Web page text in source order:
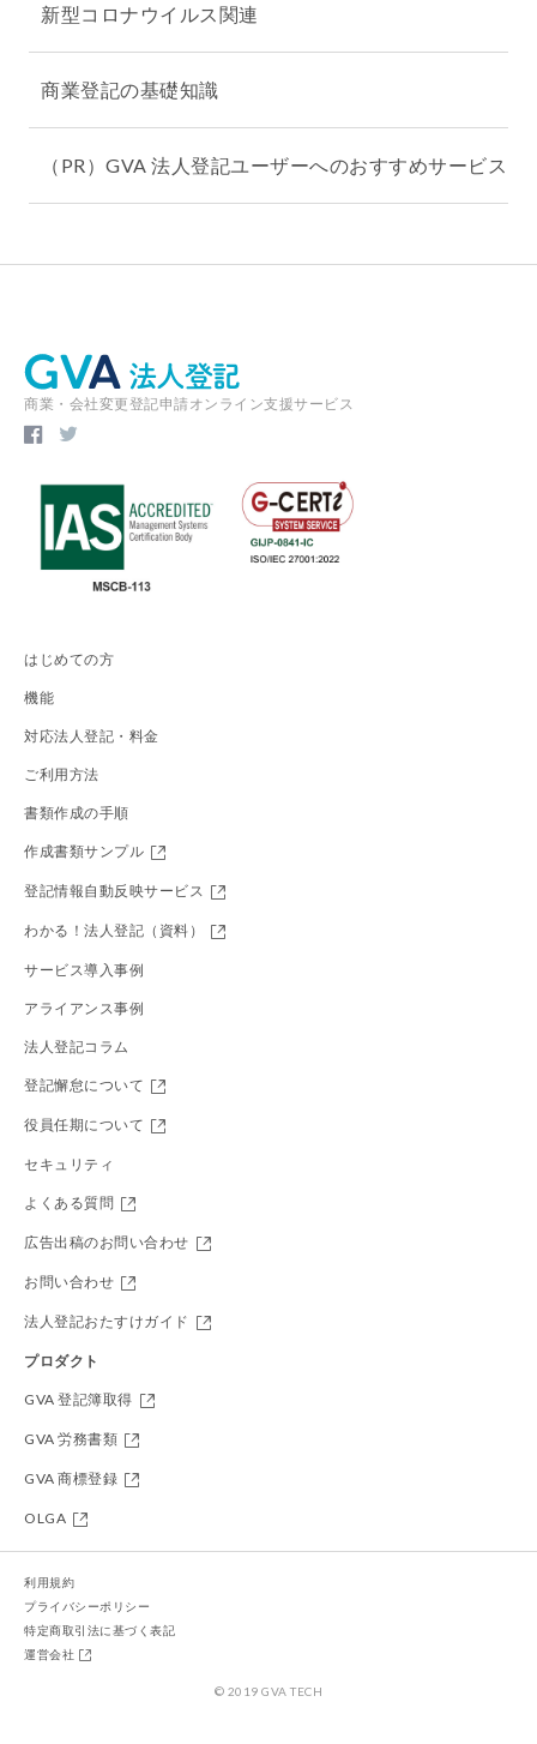
新型コロナウイルス関連
商業登記の基礎知識
（PR）GVA 法人登記ユーザーへのおすすめサービス
商業・会社変更登記申請オンライン支援サービス
はじめての方
機能
対応法人登記・料金
ご利用方法
書類作成の手順
作成書類サンプル
登記情報自動反映サービス
わかる！法人登記（資料）
サービス導入事例
アライアンス事例
法人登記コラム
登記懈怠について
役員任期について
セキュリティ
よくある質問
広告出稿のお問い合わせ
お問い合わせ
法人登記おたすけガイド
プロダクト
GVA 登記簿取得
GVA 労務書類
GVA 商標登録
OLGA
利用規約
プライバシーポリシー
特定商取引法に基づく表記
運営会社
© 2019 GVA TECH